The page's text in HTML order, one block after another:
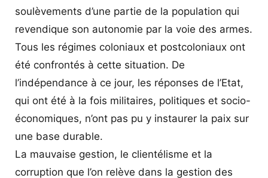
soulèvements d’une partie de la population qui
revendique son autonomie par la voie des armes.
Tous les régimes coloniaux et postcoloniaux ont
été confrontés à cette situation. De
l’indépendance à ce jour, les réponses de l’Etat,
qui ont été à la fois militaires, politiques et socio-
économiques, n’ont pas pu y instaurer la paix sur
une base durable.
La mauvaise gestion, le clientélisme et la
corruption que l’on relève dans la gestion des